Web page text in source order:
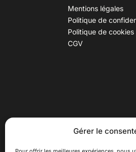
Gérer le
Mentions légales
Politique de
Politique de cookies
CGV
30 B rue Dr
Maximin, 69003